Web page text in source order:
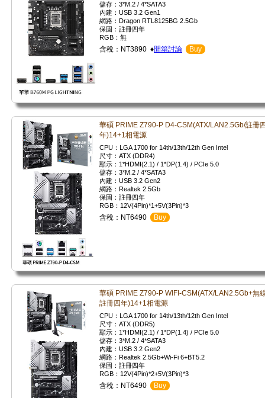
儲存：3*M.2 / 4*SATA3
內建：USB 3.2 Gen1
網路：Dragon RTL8125BG 2.5Gb
保固：註冊四年
RGB：無
含稅：NT3890 ♦開箱討論 Buy
華碩 PRIME Z790-P D4-CSM(ATX/LAN2.5Gb/註冊
年)14+1相電源
CPU：LGA 1700 for 14th/13th/12th Gen Intel
尺寸：ATX (DDR4)
顯示：1*HDMI(2.1) / 1*DP(1.4) / PCIe 5.0
儲存：3*M.2 / 4*SATA3
內建：USB 3.2 Gen2
網路：Realtek 2.5Gb
保固：註冊四年
RGB：12V(4Pin)*1+5V(3Pin)*3
含稅：NT6490 Buy
華碩 PRIME Z790-P WIFI-CSM(ATX/LAN2.5Gb+無
註冊四年)14+1相電源
CPU：LGA 1700 for 14th/13th/12th Gen Intel
尺寸：ATX (DDR5)
顯示：1*HDMI(2.1) / 1*DP(1.4) / PCIe 5.0
儲存：3*M.2 / 4*SATA3
內建：USB 3.2 Gen2
網路：Realtek 2.5Gb+Wi-Fi 6+BT5.2
保固：註冊四年
RGB：12V(4Pin)*2+5V(3Pin)*3
含稅：NT6490 Buy